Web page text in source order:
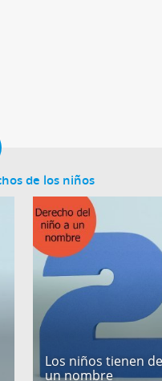
de los niños
Los niños tienen
un nombre